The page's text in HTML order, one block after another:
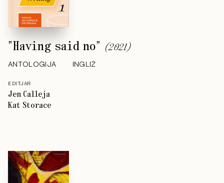
"Having said no" (2021)
ANTOLOĠIJA INGLIŻ
EDITJAR
Jen Calleja
Kat Storace